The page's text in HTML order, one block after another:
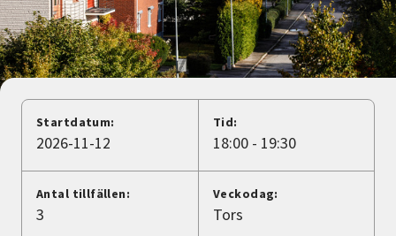
Nyheter
Avdelningar
Lyssna
Startdatum:
2026-11-12
Tid:
18:00 - 19:30
Antal tillfällen:
3
Veckodag:
Tors